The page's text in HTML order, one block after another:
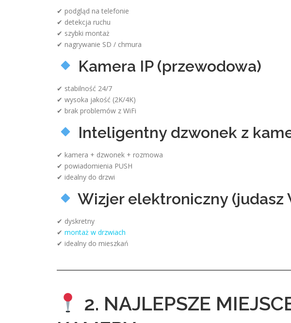
✔ podgląd na telefonie
✔ detekcja ruchu
✔ szybki montaż
✔ nagrywanie SD / chmura
Kamera IP (przewodowa)
✔ stabilność 24/7
✔ wysoka jakość (2K/4K)
✔ brak problemów z WiFi
Inteligentny dzwonek z
✔ kamera + dzwonek + rozmowa
✔ powiadomienia PUSH
✔ idealny do drzwi
Wizjer elektroniczny (judasz
✔ dyskretny
✔ montaż w drzwiach
✔ idealny do mieszkań
2. NAJLEPSZE